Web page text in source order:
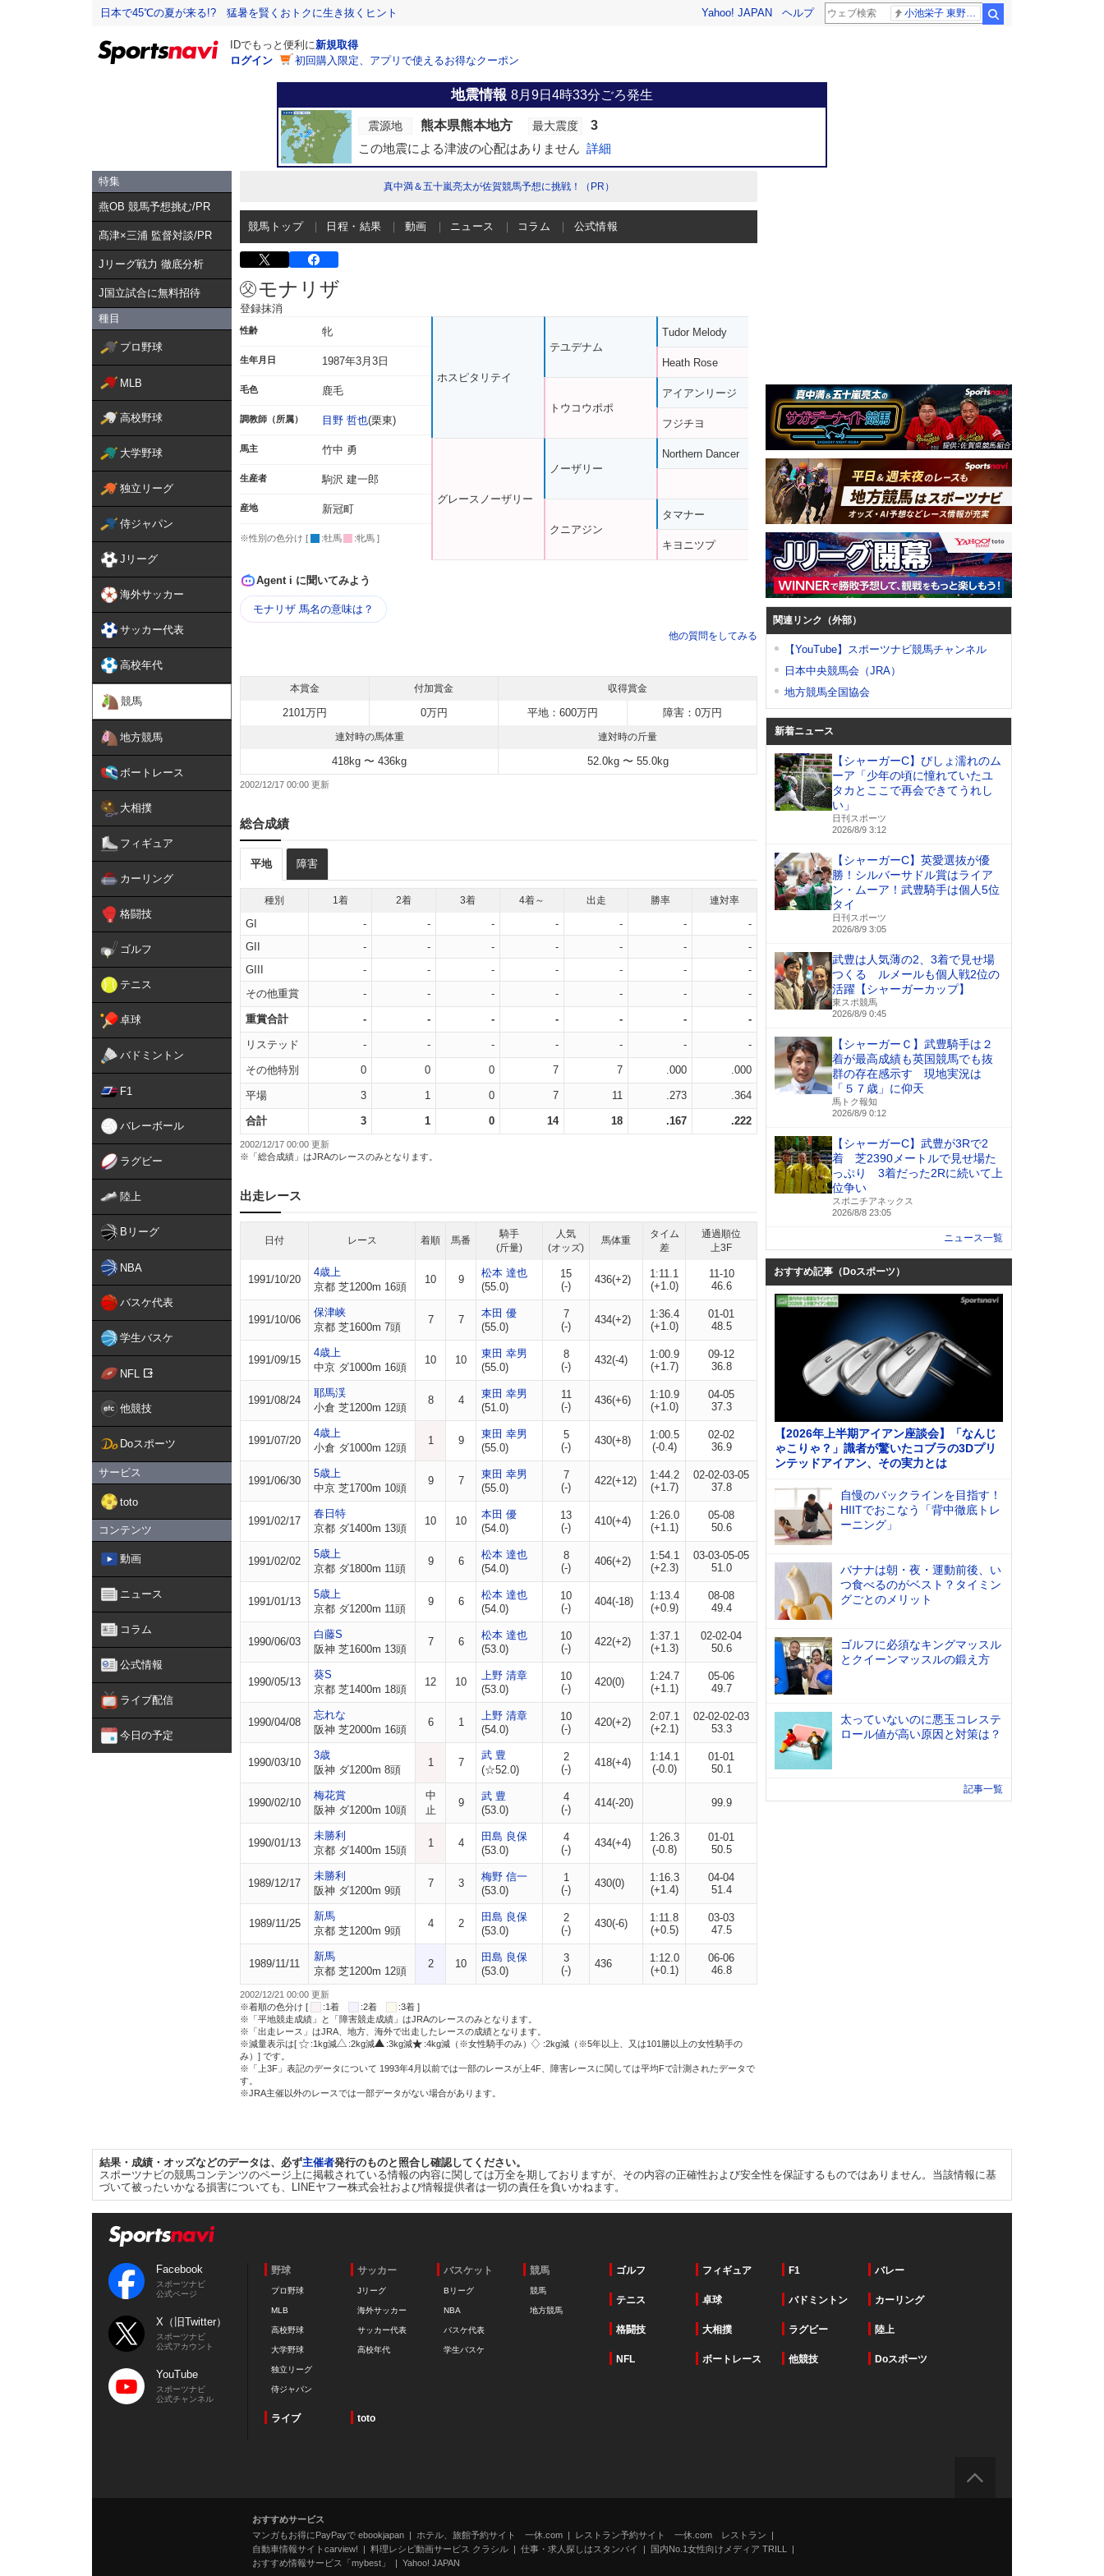
日本で45℃の夏が来る!? 猛暑を賢くおトクに生き抜くヒント Yahoo! JAPAN ヘルプ
IDでもっと便利に新規取得
ログイン
初回購入限定、アプリで使えるお得なクーポン
地震情報 8月9日4時33分ごろ発生
震源地 熊本県熊本地方 最大震度
3
この地震による津波の心配はありません 詳細
特集
燕OB 競馬予想挑む/PR
髙津×三浦 監督対談/PR
Jリーグ戦力 徹底分析
J国立試合に無料招待
種目
プロ野球
MLB
高校野球
大学野球
独立リーグ
侍ジャパン
Jリーグ
海外サッカー
サッカー代表
高校年代
競馬
地方競馬
ボートレース
大相撲
フィギュア
カーリング
格闘技
ゴルフ
テニス
卓球
バドミントン
F1
バレーボール
ラグビー
陸上
Bリーグ
NBA
バスケ代表
学生バスケ
NFL
他競技
Doスポーツ
サービス
toto
コンテンツ
動画
ニュース
コラム
公式情報
ライブ配信
今日の予定
真中満＆五十嵐亮太が佐賀競馬予想に挑戦！（PR）
競馬トップ 日程・結果 動画 ニュース コラム 公式情報
モナリザ
登録抹消
性齢 牝
生年月日 1987年3月3日
毛色 鹿毛
調教師（所属） 目野 哲也(栗東)
馬主 竹中 勇
生産者 駒沢 建一郎
産地 新冠町
※性別の色分け [ :牡馬 :牝馬 ]
ホスピタリテイ
グレースノーザリー
テユデナム
トウコウポポ
ノーザリー
クニアジン
Tudor Melody
Heath Rose
アイアンリージ
フジチヨ
Northern Dancer
タマナー
キヨニツプ
Agent i に聞いてみよう
モナリザ 馬名の意味は？
他の質問をしてみる
本賞金 付加賞金 収得賞金
2101万円 0万円 平地：600万円 障害：0万円
連対時の馬体重 連対時の斤量
418kg 〜 436kg 52.0kg 〜 55.0kg
2002/12/17 00:00
総合成績
平地 障害
種別 1着 2着 3着 4着～ 出走 勝率 連対率
GI - - - - - -
-
GII
- - - - - -
-
GIII
- - - - - -
-
その他重賞
- - - - - - -
重賞合計 - - - - - - -
リステッド - - - - - - -
その他特別 0 0 0 7 7 .000 .000
平場 3 1 0 7 11 .273 .364
合計 3 1 0 14 18 .167 .222
2002/12/17 00:00 更新
※「総合成績」はJRAのレースのみとなります。
出走レース
日付 レース 着順 馬番
騎手
(斤量)
人気
(オッズ)
馬体重
タイム
差
通過順位
上3F
1991/10/20
4歳上
京都 芝1200m 16頭
10 9
松本 達也
(55.0)
15
(-)
436(+2)
1:11.1
(+1.0)
11-10
46.6
1991/10/06
保津峡
京都 芝1600m 7頭
7 7
本田 優
(55.0)
7
(-)
434(+2)
1:36.4
(+1.0)
01-01
48.5
1991/09/15
4歳上
中京 ダ1000m 16頭
10 10
東田 幸男
(55.0)
8
(-)
432(-4)
1:00.9
(+1.7)
09-12
36.8
1991/08/24
耶馬渓
小倉 芝1200m 12頭
8 4
東田 幸男
(51.0)
11
(-)
436(+6)
1:10.9
(+1.0)
04-05
37.3
1991/07/20
4歳上
小倉 ダ1000m 12頭
1 9
東田 幸男
(55.0)
5
(-)
430(+8)
1:00.5
(-0.4)
02-02
36.9
1991/06/30
5歳上
中京 芝1700m 10頭
9 7
東田 幸男
(55.0)
7
(-)
422(+12)
1:44.2
(+1.7)
02-02-03-05
37.8
1991/02/17
春日特
京都 ダ1400m 13頭
10 10
本田 優
(54.0)
13
(-)
410(+4)
1:26.0
(+1.1)
05-08
50.6
1991/02/02
5歳上
京都 ダ1800m 11頭
9 6
松本 達也
(54.0)
8
(-)
406(+2)
1:54.1
(+2.3)
03-03-05-05
51.0
1991/01/13
5歳上
京都 ダ1200m 11頭
9 6
松本 達也
(54.0)
10
(-)
404(-18)
1:13.4
(+0.9)
08-08
49.4
1990/06/03
白藤S
阪神 芝1600m 13頭
7 6
松本 達也
(53.0)
10
(-)
422(+2)
1:37.1
(+1.3)
02-02-04
50.6
1990/05/13
葵S
京都 芝1400m 18頭
12 10
上野 清章
(53.0)
10
(-)
420(0)
1:24.7
(+1.1)
05-06
49.7
1990/04/08
忘れな
阪神 芝2000m 16頭
6 1
上野 清章
(54.0)
10
(-)
420(+2)
2:07.1
(+2.1)
02-02-02-03
53.3
1990/03/10
3歳
阪神 ダ1200m 8頭
1 7
武 豊
(☆52.0)
2
(-)
418(+4)
1:14.1
(-0.0)
01-01
50.1
1990/02/10
梅花賞
阪神 ダ1200m 10頭
中
止
9
武 豊
(53.0)
4
(-)
414(-20) 99.9
1990/01/13
未勝利
京都 ダ1400m 15頭
1 4
田島 良保
(53.0)
4
(-)
434(+4)
1:26.3
(-0.8)
01-01
50.5
1989/12/17
未勝利
阪神 ダ1200m 9頭
7 3
梅野 信一
(53.0)
1
(-)
430(0)
1:16.3
(+1.4)
04-04
51.4
1989/11/25
新馬
京都 芝1200m 9頭
4 2
田島 良保
(53.0)
2
(-)
430(-6)
1:11.8
(+0.5)
03-03
47.5
1989/11/11
新馬
京都 芝1200m 12頭
2 10
田島 良保
(53.0)
3
(-)
436
1:12.0
(+0.1)
06-06
46.8
2002/12/21 00:00 更新
※着順の色分け [
:1着 :2着
:3着 ]
※「平地競走成績」と「障害競走成績」はJRAのレースのみとなります。
※「出走レース」はJRA、地方、海外で出走したレースの成績となります。
※減量表示は[
:1kg減 :2kg減 :3kg減 :4kg減（※女性騎手のみ）
:2kg減（※5年以上、又は101勝以上の女性騎手の
み）] です。
※「上3F」表記のデータについて 1993年4月以前では一部のレースが上4F、障害レースに関しては平均Fで計測されたデータで
す。
※JRA主催以外のレースでは一部データがない場合があります。
関連リンク（外部）
【YouTube】スポーツナビ競馬チャンネル
日本中央競馬会（JRA）
地方競馬全国協会
新着ニュース
【シャーガーC】びしょ濡れのム
ーア「少年の頃に憧れていたユ
タカとここで再会できてうれし
い」
日刊スポーツ
2026/8/9 3:12
【シャーガーC】英愛選抜が優
勝！シルバーサドル賞はライア
ン・ムーア！武豊騎手は個人5位
タイ
日刊スポーツ
2026/8/9 3:05
武豊は人気薄の2、3着で見せ場
つくる ルメールも個人戦2位の
活躍【シャーガーカップ】
東スポ競馬
2026/8/9 0:45
【シャーガーＣ】武豊騎手は２
着が最高成績も英国競馬でも抜
群の存在感示す 現地実況は
「５７歳」に仰天
馬トク報知
2026/8/9 0:12
【シャーガーC】武豊が3Rで2
着 芝2390メートルで見せ場た
っぷり 3着だった2Rに続いて上
位争い
スポニチアネックス
2026/8/8 23:05
ニュース一覧
おすすめ記事（Doスポーツ）
【2026年上半期アイアン座談会】「なんじ
ゃこりゃ？」識者が驚いたコブラの3Dプリ
ンテッドアイアン、その実力とは
自慢のバックラインを目指す！
HIITでおこなう「背中徹底トレ
ーニング」
バナナは朝・夜・運動前後、い
つ食べるのがベスト？タイミン
グごとのメリット
ゴルフに必須なキングマッスル
とクイーンマッスルの鍛え方
太っていないのに悪玉コレステ
ロール値が高い原因と対策は？
記事一覧
結果・成績・オッズなどのデータは、必ず主催者発行のものと照合し確認してください。
スポーツナビの競馬コンテンツのページ上に掲載されている情報の内容に関しては万全を期しておりますが、その内容の正確性および安全性を保証するものではありません。当該情報に基
づいて被ったいかなる損害についても、LINEヤフー株式会社および情報提供者は一切の責任を負いかねます。
Facebook
スポーツナビ
公式ページ
X（旧Twitter）
スポーツナビ
公式アカウント
YouTube
スポーツナビ
公式チャンネル
野球
プロ野球
MLB
高校野球
大学野球
独立リーグ
侍ジャパン
サッカー
Jリーグ
海外サッカー
サッカー代表
高校年代
バスケット
Bリーグ
NBA
バスケ代表
学生バスケ
競馬
競馬
地方競馬
ゴルフ フィギュア F1 バレー
テニス 卓球 バドミントン カーリング
格闘技 大相撲 ラグビー 陸上
NFL ボートレース 他競技 Doスポーツ
ライブ toto
おすすめサービス
マンガもお得にPayPayで ebookjapan
ホテル、旅館予約サイト 一休.com
レストラン予約サイト 一休.com レストラン
自動車情報サイトcarview!
料理レシピ動画サービス クラシル 仕事・求人探しはスタンバイ
国内No.1女性向けメディア TRILL
おすすめ情報サービス「mybest」
Yahoo! JAPAN